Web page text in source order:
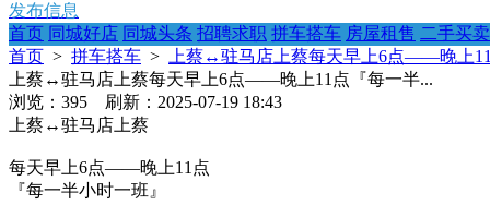
发布信息
首页 同城好店 同城头条 招聘求职 拼车搭车 房屋租售 二手买卖
首页 > 拼车搭车 >
上蔡↔️驻马店上蔡每天早上6点——晚上
上蔡↔️驻马店上蔡每天早上6点——晚上11点『每一半...
浏览：395 刷新：2025-07-19 18:43
上蔡↔️驻马店上蔡
每天早上6点——晚上11点
『每一半小时一班』